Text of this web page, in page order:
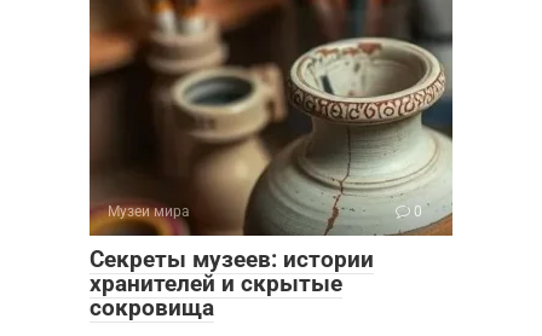
Музеи мира 0
Секреты музеев: истории
хранителей и скрытые
сокровища